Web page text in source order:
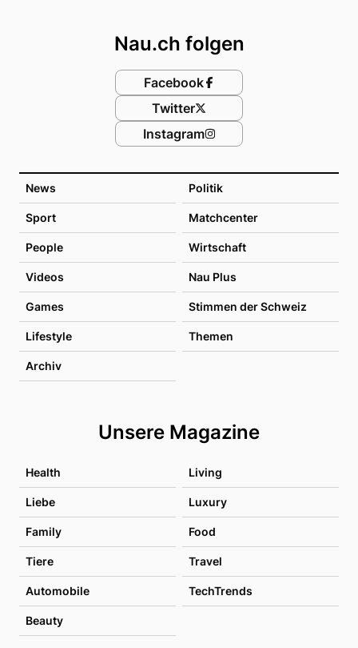
News Politik
Sport Matchcenter
People Wirtschaft
Videos Nau Plus
Games Stimmen der Schweiz
Lifestyle Themen
Archiv
Unsere Magazine
Health Living
Liebe Luxury
Family Food
Tiere Travel
Automobile TechTrends
Beauty
Nau.ch folgen
Facebook
Twitter
Instagram